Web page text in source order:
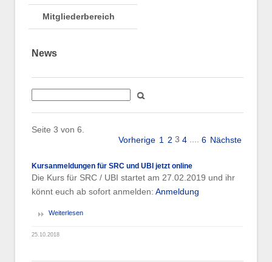
Mitgliederbereich
News
Seite 3 von 6.
Vorherige 1 2 3 4 .... 6 Nächste
Kursanmeldungen für SRC und UBI jetzt online
Die Kurs für SRC / UBI startet am 27.02.2019 und ihr
könnt euch ab sofort anmelden:Anmeldung
Weiterlesen
25.10.2018